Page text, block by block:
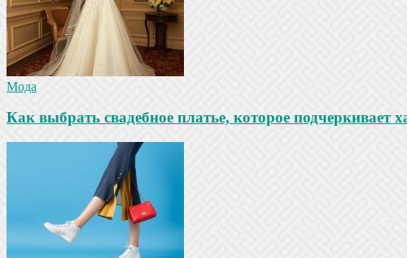
Мода
Как выбрать свадебное платье, которое подчеркивает